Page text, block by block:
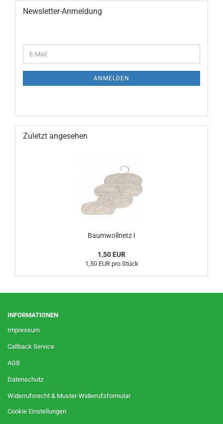
Newsletter-Anmeldung
ZUR
E-
Mail
ANMELDEN
Zuletzt angesehen
Baumwollnetz I
1,50 EUR
1,50 EUR pro Stück
INFORMATIONEN
Impressum
Callback Service
AGB
Datenschutz
Widerrufsrecht & Muster-Widerrufsformular
Cookie Einstellungen